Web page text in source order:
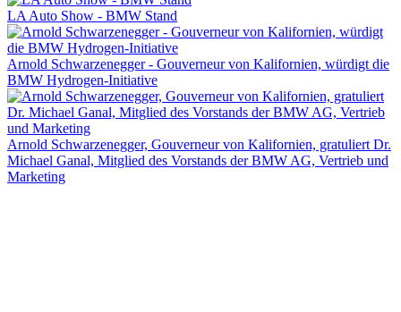
LA Auto Show - BMW Stand
Arnold Schwarzenegger - Gouverneur von Kalifornien, würdigt die
BMW Hydrogen-Initiative
Arnold Schwarzenegger, Gouverneur von Kalifornien, gratuliert Dr.
Michael Ganal, Mitglied des Vorstands der BMW AG, Vertrieb und
Marketing